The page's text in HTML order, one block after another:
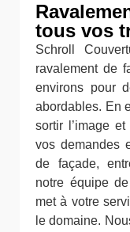
tous vos
Schroll
ravalement de
environs pour
abordables. En
sortir l’image
vos demandes
de façade,
notre équipe
met à votre
le domaine.